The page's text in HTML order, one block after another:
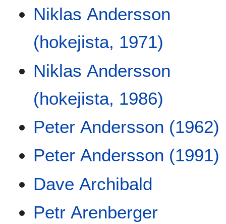
Niklas Andersson
(hokejista, 1971)
Niklas Andersson
(hokejista, 1986)
Peter Andersson (1962)
Peter Andersson (1991)
Dave Archibald
Petr Arenberger